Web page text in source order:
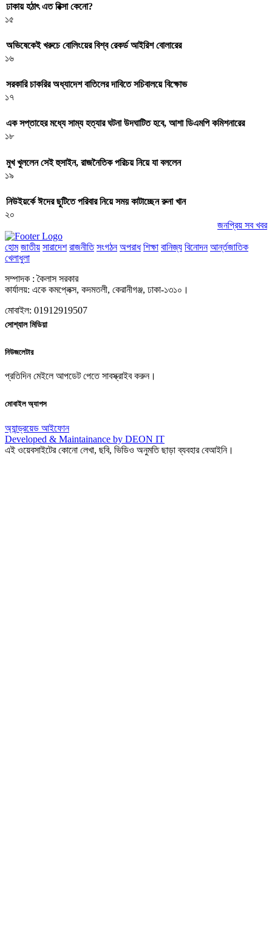
ঢাকায় হঠাৎ এত রিক্সা কেনো?
১৫
অভিষেকেই খরুচে বোলিংয়ের বিশ্ব রেকর্ড আইরিশ বোলারের
১৬
সরকারি চাকরির অধ্যাদেশ বাতিলের দাবিতে সচিবালয়ে বিক্ষোভ
১৭
এক সপ্তাহের মধ্যে সাম্য হত্যার ঘটনা উদঘাটিত হবে, আশা ডিএমপি কমিশনারের
১৮
মুখ খুললেন সেই হুসাইন, রাজনৈতিক পরিচয় নিয়ে যা বললেন
১৯
নিউইয়র্কে ঈদের ছুটিতে পরিবার নিয়ে সময় কাটাচ্ছেন রুনা খান
২০
জনপ্রিয় সব খবর
হোম জাতীয় সারাদেশ রাজনীতি সংগঠন অপরাধ শিক্ষা বানিজ্য বিনোদন আর্ন্তজাতিক
খেলাধুলা
সম্পাদক : কৈলাস সরকার
কার্যালয়: একে কমপ্লেক্স, কদমতলী, কেরানীগঞ্জ, ঢাকা-১৩১০।
মোবাইল: 01912919507
সোশ্যাল মিডিয়া
নিউজলেটার
প্রতিদিন মেইলে আপডেট পেতে সাবস্ক্রাইব করুন।
মোবাইল অ্যাপস
অ্যান্ড্রয়েড আইফোন
Developed & Maintainance by DEON IT
এই ওয়েবসাইটের কোনো লেখা, ছবি, ভিডিও অনুমতি ছাড়া ব্যবহার বেআইনি।